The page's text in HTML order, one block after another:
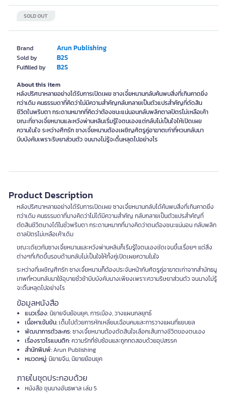
Brand Arun Publishing
Sold by B2S
Fulfilled by B2S
SOLD OUT
About this item
หลังปริศนาหลายอย่างได้รับการเปิดเผย ซางเจี๋ยหนานกลับค้นพบสิ่งที่เกินคาดยิ่ง
กว่าเดิม คนธรรมดาที่คิดว่าไม่มีความสำคัญกลับกลายเป็นตัวแปรสำคัญที่ตัดสิน
ชีวิตในพริบตา กระดานหมากที่คิดว่าต้องชนะแน่นอนกลับพลิกตาลปัตรไม่เหลือเค้า
ขณะที่ซางเจี๋ยหนานและหวังพ่านหลินเริ่มรู้ใจตนเองแต่กลับไม่เป็นใจให้เปิดเผย
ความในใจ ระหว่างศึกรัก ซางเจี๋ยหนานต้องเผชิญศัตรูคู่อาฆาตเก่าที่หวนกลับมา
บีบบังคับเพราะริษยาส่วนตัว จนนางไม่รู้จะดิ้นหลุดไปอย่างไร
Product Description
หลังปริศนาหลายอย่างได้รับการเปิดเผย ซางเจี๋ยหนานกลับได้ค้นพบสิ่งที่เกินคาดยิ่ง
กว่าเดิม คนธรรมดาที่นางคิดว่าไม่ได้มีความสำคัญ กลับกลายเป็นตัวแปรสำคัญที่
ตัดสินชีวิตนางได้ในชั่วพริบตา กระดานหมากที่นางคิดว่าตนต้องชนะแน่นอน กลับพลิก
ตาลปัตรไม่เหลือเค้าเดิม
ขณะเดียวกันซางเจี๋ยหนานและหวังพ่านหลินก็เริ่มรู้ใจตนเองชัดเจนขึ้นเรื่อยๆ แต่สิ่ง
ต่างๆที่เกิดขึ้นรอบด้านกลับไม่เป็นใจให้ทั้งคู่เปิดเผยความในใจ
ระหว่างที่เผชิญศึกรัก ซางเจี๋ยหนานก็ต้องประจันหน้ากับศัตรูคู่อาฆาตเก่าจากสำนักธนู
เทพที่หวนกลับมาใช้อุบายชั่วช้าบีบบังคับนางเพียงเพราะความริษยาส่วนตัว จนนางไม่รู้
จะดิ้นหลุดไปอย่างไร
ข้อมูลหนังสือ
แนวเรื่อง:นิยายจีนย้อนยุค, การเมือง, วางแผนกลยุทธ์
เนื้อหาเข้มข้น:เต็มไปด้วยการหักเหลี่ยมเฉือนคมและการวางแผนที่แยบยล
พัฒนาการตัวละคร:ซางเจี๋ยหนานต้องตัดสินใจเลือกเส้นทางชีวิตของตนเอง
เรื่องราวโรแมนติก:ความรักที่ซับซ้อนและถูกทดสอบด้วยอุปสรรค
สำนักพิมพ์:Arun Publishing
หมวดหมู่:นิยายจีน, นิยายย้อนยุค
ภายในชุดประกอบด้วย
หนังสือ ขุนนางอันธพาล เล่ม 5